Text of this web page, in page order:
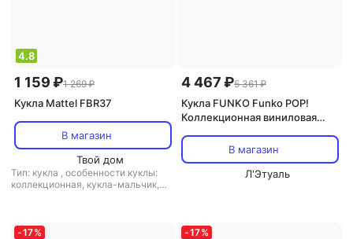
4.8
1 159 ₽1 269 ₽
Кукла Mattel FBR37
В магазин
Твой дом
Тип: кукла , особенности куклы:
коллекционная, кукла-мальчик,
волос куклы: шатенка
4 467 ₽5 361 ₽
Кукла FUNKO Funko POP!
Коллекционная виниловая
В магазин
Л'Этуаль
-17% -17%